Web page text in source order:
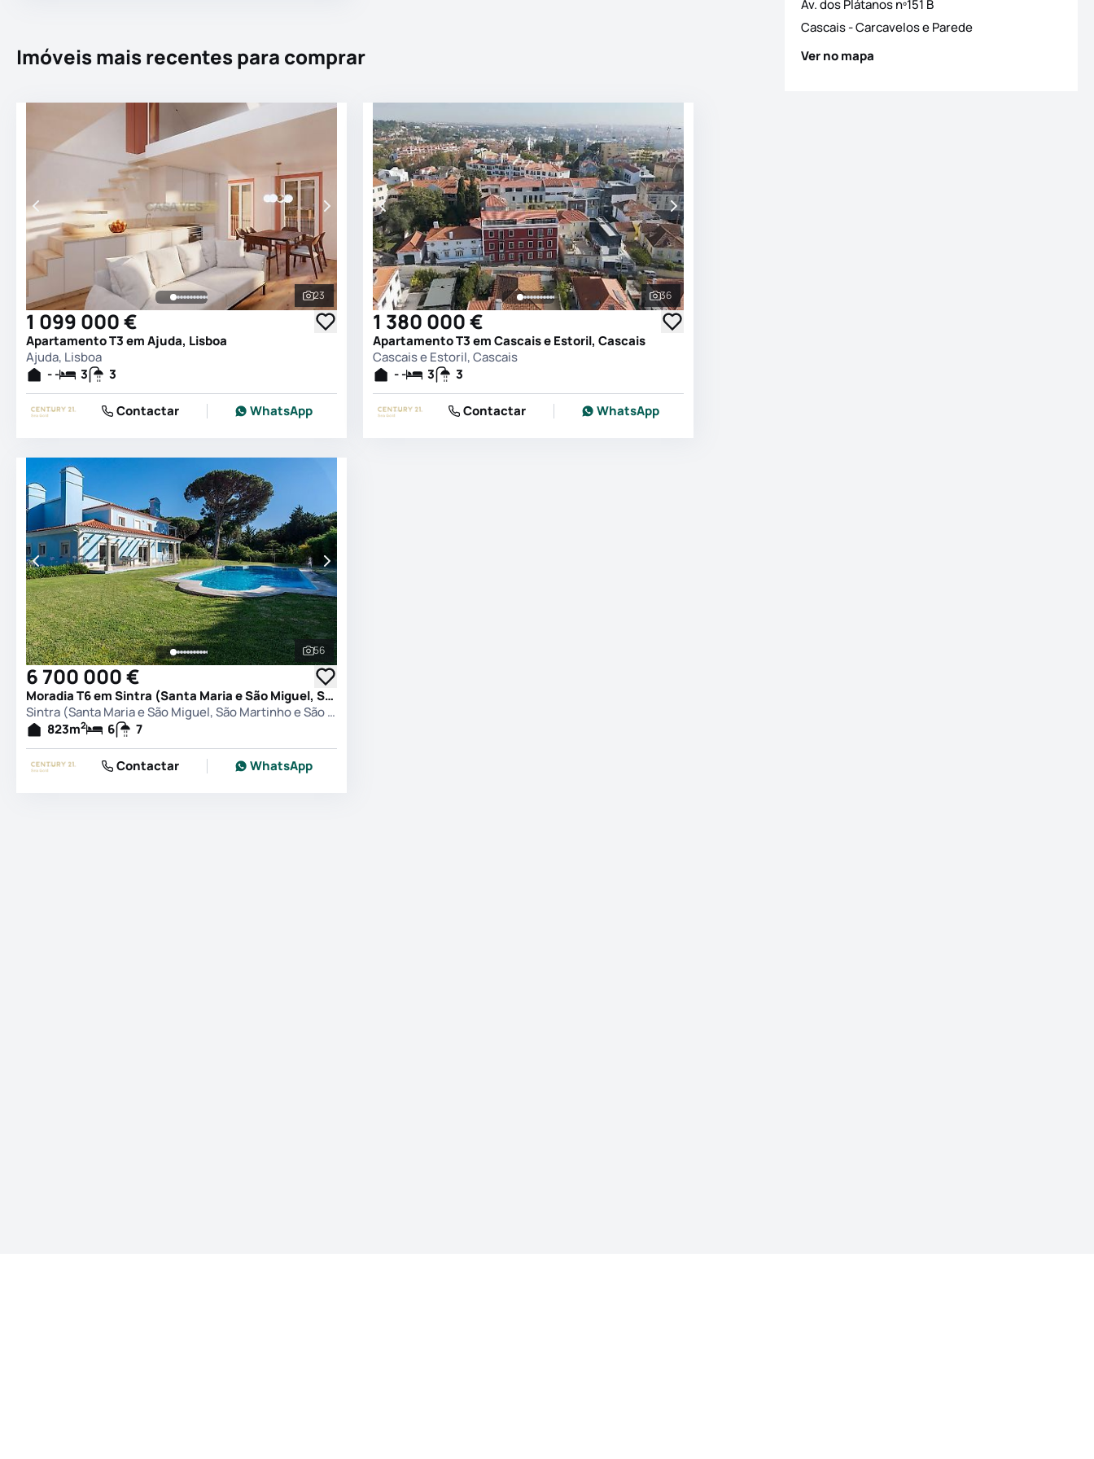
Imóveis mais recentes para comprar
Ver todas as fotografias
23
1 099 000 €
Apartamento T3 em Ajuda, Lisboa
Ajuda, Lisboa
- -
3 3
Contactar WhatsApp
Ver todas as fotografias
36
1 380 000 €
Apartamento T3 em Cascais e Estoril, Cascais
Cascais e Estoril, Cascais
- -
3 3
Contactar WhatsApp
Ver todas as fotografias
56
6 700 000 €
Moradia T6 em Sintra (Santa Maria e São Miguel, São Martinho e São Pedro de Penaferrim), Sintra
Sintra (Santa Maria e São Miguel, São Martinho e São Pedro de Penaferrim), Sintra
823m2 6 7
Contactar WhatsApp
Av. dos Plátanos nº151 B
Cascais-Carcavelos e Parede
Ver no mapa